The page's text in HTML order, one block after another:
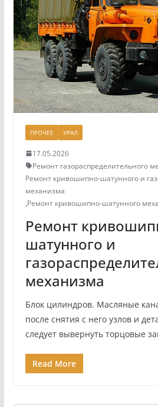
ПРОЧЕЕ УРАЛ
17.05.2026
Ремонт газораспределительного
Ремонт кривошипно-шатунного и
механизма
,Ремонт кривошипно-шатунного
Ремонт
шатунного и
механизма
Блок цилиндров. Масляные
после снятия с него узлов и
следует вывернуть торцовые
Read More